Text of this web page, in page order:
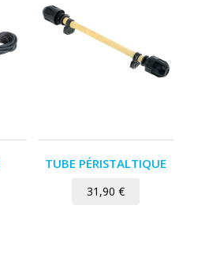
TUBE PÉRISTALTIQUE
31,90€